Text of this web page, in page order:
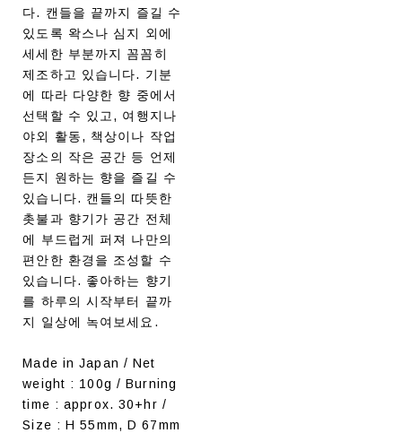
다. 캔들을 끝까지 즐길 수
있도록 왁스나 심지 외에
세세한 부분까지 꼼꼼히
제조하고 있습니다. 기분
에 따라 다양한 향 중에서
선택할 수 있고, 여행지나
야외 활동, 책상이나 작업
장소의 작은 공간 등 언제
든지 원하는 향을 즐길 수
있습니다. 캔들의 따뜻한
촛불과 향기가 공간 전체
에 부드럽게 퍼져 나만의
편안한 환경을 조성할 수
있습니다. 좋아하는 향기
를 하루의 시작부터 끝까
지 일상에 녹여보세요.
Made in Japan / Net
weight : 100g / Burning
time : approx. 30+hr /
Size : H 55mm, D 67mm